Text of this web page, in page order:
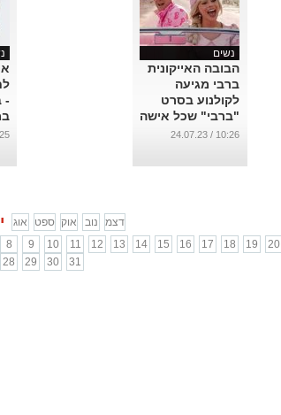
נשים
הבובה האייקונית
ברבי מגיעה
לקולנוע בסרט
"ברבי" שכל אישה
חייבת לראות
10:26 / 24.07.23
-
...
אוג ספט אוק נוב
דצמ
8 9 10 11 12 13 14 15 16 17 18 19
20
28 29 30 31